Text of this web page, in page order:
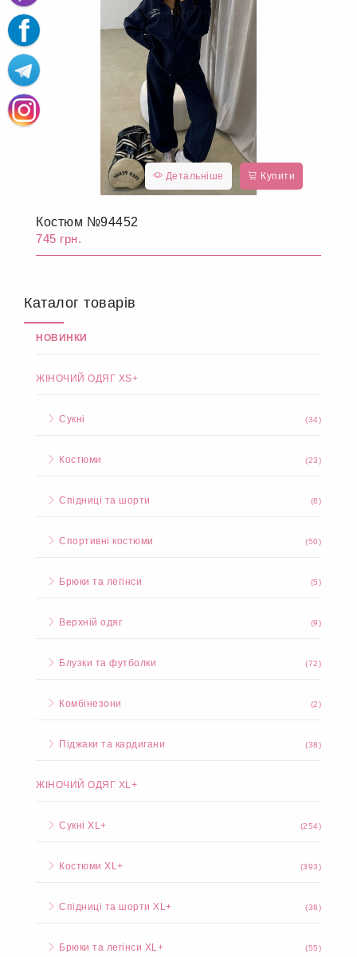
Детальніше Купити
Костюм №94452
745 грн.
Каталог товарів
НОВИНКИ
ЖІНОЧИЙ ОДЯГ XS+
Сукні (34)
Костюми (23)
Спідниці та шорти (8)
Спортивні костюми (50)
Брюки та легінси (5)
Верхній одяг (9)
Блузки та футболки (72)
Комбінезони (2)
Піджаки та кардигани (38)
ЖІНОЧИЙ ОДЯГ XL+
Сукні XL+ (254)
Костюми XL+ (393)
Спідниці та шорти XL+ (38)
Брюки та легінси XL+ (55)